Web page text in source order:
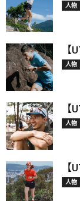
人物
【
人物
【
人物
【
人物